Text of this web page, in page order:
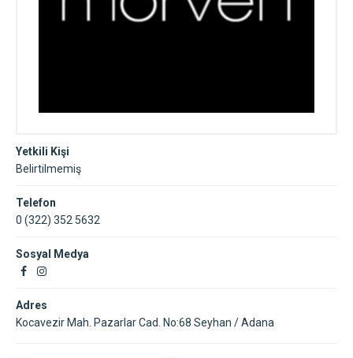
Yetkili Kişi
Belirtilmemiş
Telefon
0 (322) 352 5632
Sosyal Medya
Adres
Kocavezir Mah. Pazarlar Cad. No:68 Seyhan / Adana